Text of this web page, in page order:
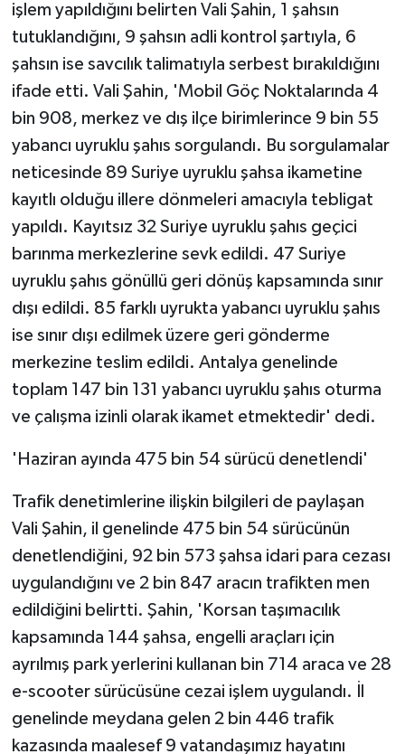
işlem yapıldığını belirten Vali Şahin, 1 şahsın
tutuklandığını, 9 şahsın adli kontrol şartıyla, 6
şahsın ise savcılık talimatıyla serbest bırakıldığını
ifade etti. Vali Şahin, 'Mobil Göç Noktalarında 4
bin 908, merkez ve dış ilçe birimlerince 9 bin 55
yabancı uyruklu şahıs sorgulandı. Bu sorgulamalar
neticesinde 89 Suriye uyruklu şahsa ikametine
kayıtlı olduğu illere dönmeleri amacıyla tebligat
yapıldı. Kayıtsız 32 Suriye uyruklu şahıs geçici
barınma merkezlerine sevk edildi. 47 Suriye
uyruklu şahıs gönüllü geri dönüş kapsamında sınır
dışı edildi. 85 farklı uyrukta yabancı uyruklu şahıs
ise sınır dışı edilmek üzere geri gönderme
merkezine teslim edildi. Antalya genelinde
toplam 147 bin 131 yabancı uyruklu şahıs oturma
ve çalışma izinli olarak ikamet etmektedir' dedi.
'Haziran ayında 475 bin 54 sürücü denetlendi'
Trafik denetimlerine ilişkin bilgileri de paylaşan
Vali Şahin, il genelinde 475 bin 54 sürücünün
denetlendiğini, 92 bin 573 şahsa idari para cezası
uygulandığını ve 2 bin 847 aracın trafikten men
edildiğini belirtti. Şahin, 'Korsan taşımacılık
kapsamında 144 şahsa, engelli araçları için
ayrılmış park yerlerini kullanan bin 714 araca ve 28
e-scooter sürücüsüne cezai işlem uygulandı. İl
genelinde meydana gelen 2 bin 446 trafik
kazasında maalesef 9 vatandaşımız hayatını